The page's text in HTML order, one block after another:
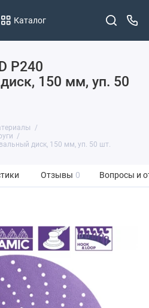
Каталог
P240
150 мм, уп. 50
диск, 150 мм, уп. 50 шт.
Отзывы 0 Вопросы и